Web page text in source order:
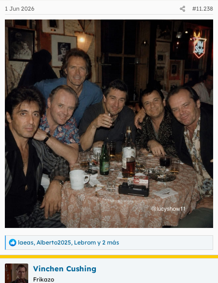
e
s
:
1 Jun 2026 #11.238
R
e
a
c
c
laeas, Alberto2025, Lebrom y 2 más
Vinchen Cushing
Frikazo